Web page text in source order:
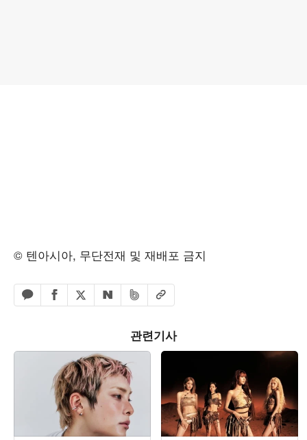
© 텐아시아, 무단전재 및 재배포 금지
카카오톡 공유하기
페이스북 공유하기
엑스 공유하기
네이버 공유하기
밴드 공유하기
URL복사
관련기사